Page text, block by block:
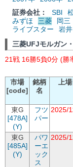
証券会社：
SBI
みずほ
三菱 岡三
ライブスター
岩
三菱UFJモルガン
21戦 16勝5負0分 (勝
市場
[code]
銘柄
名
上
東G
[478A]
(Y)
フツ
パー
2025/
東G
[485A]
(Y)
パワ
ーエ
ック
ス
2025/